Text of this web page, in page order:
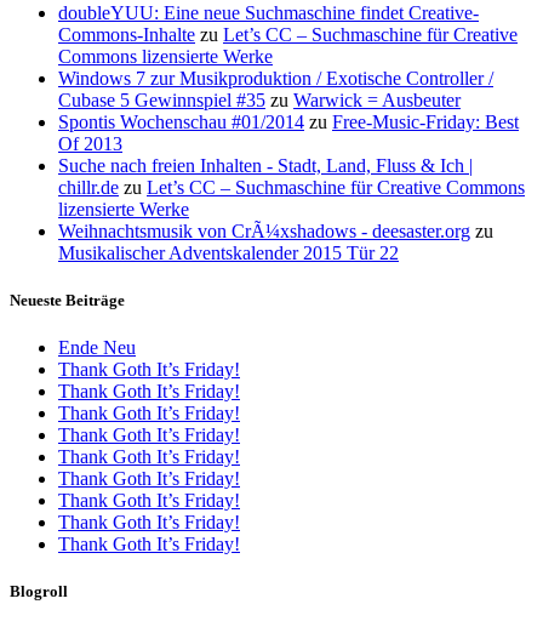
doubleYUU: Eine neue Suchmaschine findet Creative-
Commons-Inhalte zu Let’s CC – Suchmaschine für Creative
Commons lizensierte Werke
Windows 7 zur Musikproduktion / Exotische Controller /
Cubase 5 Gewinnspiel #35 zu Warwick = Ausbeuter
Spontis Wochenschau #01/2014 zu Free-Music-Friday: Best
Of 2013
Suche nach freien Inhalten - Stadt, Land, Fluss & Ich |
chillr.de zu Let’s CC – Suchmaschine für Creative Commons
lizensierte Werke
Weihnachtsmusik von CrÃ¼xshadows - deesaster.org zu
Musikalischer Adventskalender 2015 Tür 22
Neueste Beiträge
Ende Neu
Thank Goth It’s Friday!
Thank Goth It’s Friday!
Thank Goth It’s Friday!
Thank Goth It’s Friday!
Thank Goth It’s Friday!
Thank Goth It’s Friday!
Thank Goth It’s Friday!
Thank Goth It’s Friday!
Thank Goth It’s Friday!
Blogroll